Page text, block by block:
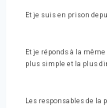
Et je suis en prison
Et je réponds à la
plus simple et la plus
Les responsables de